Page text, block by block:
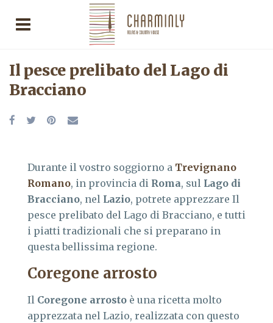
Il pesce prelibato del Lago di
Bracciano
Durante il vostro soggiorno a Trevignano
Romano, in provincia di Roma, sul Lago di
Bracciano, nel Lazio, potrete apprezzare Il
pesce prelibato del Lago di Bracciano, e tutti
i piatti tradizionali che si preparano in
questa bellissima regione.
Coregone arrosto
Il Coregone arrosto è una ricetta molto
apprezzata nel Lazio, realizzata con questo